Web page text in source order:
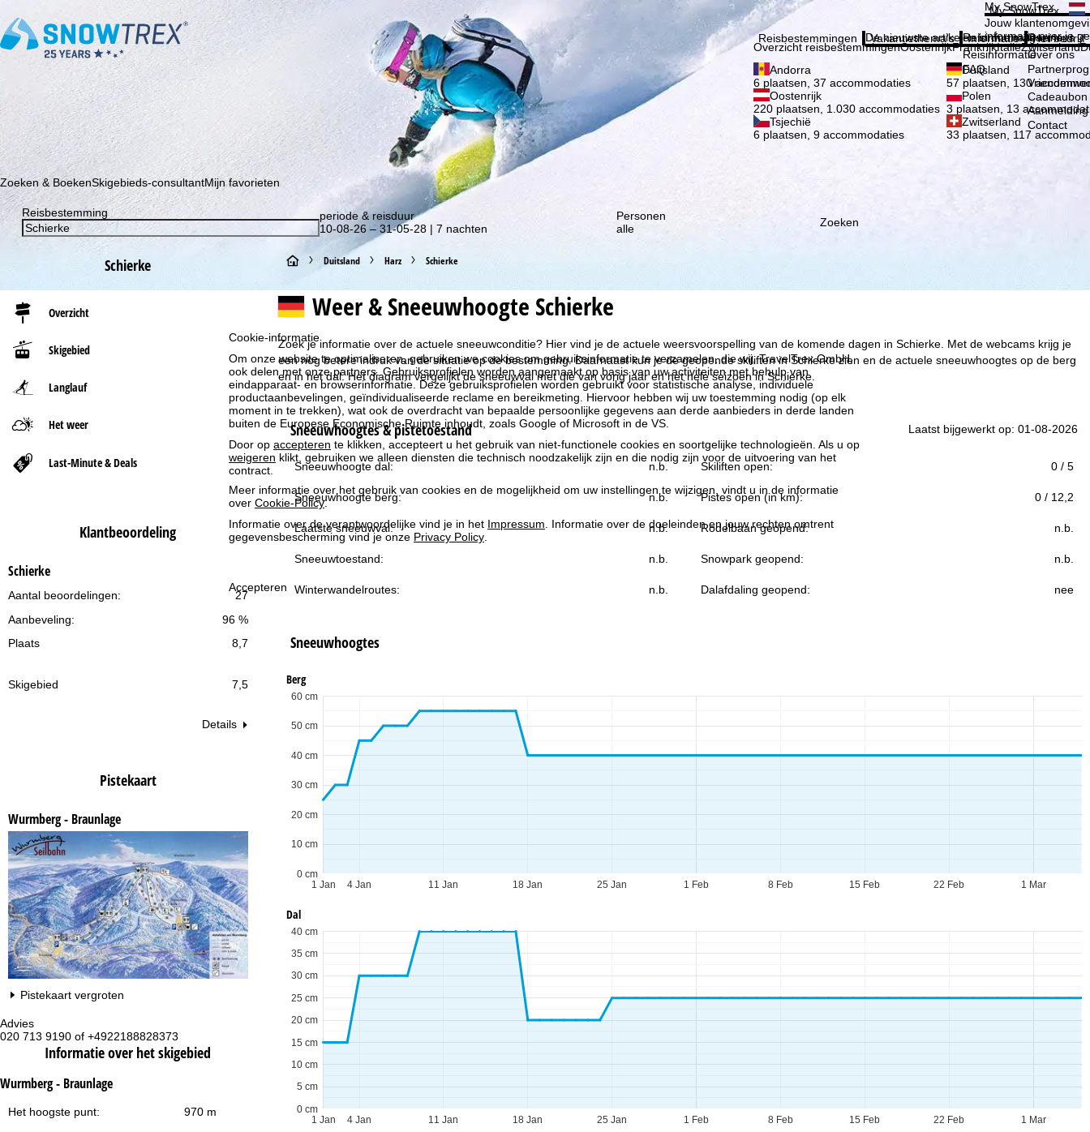
Cookie-informatie
Om onze website te optimaliseren, gebruiken we cookies om gebruiksinformatie te verzamelen, die wij, TravelTrex GmbH,
ook delen met onze partners. Gebruiksprofielen worden aangemaakt op basis van uw activiteiten met behulp van
eindapparaat- en browserinformatie. Deze gebruiksprofielen worden gebruikt voor statistische analyse, individuele
productaanbevelingen, geïndividualiseerde reclame en bereikmeting. Hiervoor hebben wij uw toestemming nodig (op elk
moment in te trekken), wat ook de overdracht van bepaalde persoonlijke gegevens aan derde aanbieders in derde landen
buiten de Europese Economische Ruimte inhoudt, zoals Google of Microsoft in de VS.
Door op accepteren te klikken, accepteert u het gebruik van niet-functionele cookies en soortgelijke technologieën. Als u op
weigeren klikt, gebruiken we alleen diensten die technisch noodzakelijk zijn en die nodig zijn voor de uitvoering van het
contract.
Meer informatie over het gebruik van cookies en de mogelijkheid om uw instellingen te wijzigen, vindt u in de informatie
over Cookie-Policy.
Informatie over de verantwoordelijke vind je in het Impressum . Informatie over de doeleinden en jouw rechten omtrent
gegevensbescherming vind je onze Privacy Policy
Accepteren
Advies
020 713 9190 of +4922188828373
Openingstijden
Schrijf je in voor onze nieuwsbrief en wees als eerste op de hoogte van onze kortingsacties!
My SnowTrex
My SnowTrex
Jouw
informatie over je
Reisbestemmingen
Overzicht reisbestemmingenOostenrijkFrankrijkItaliëZwitserland
Andorra
6 plaatsen, 37 accommodaties
Duitsland
57 plaatsen, 130
Oostenrijk
220 plaatsen, 1.030 accommodaties
Polen
3 plaatsen, 13
Tsjechië
6 plaatsen, 9 accommodaties
Zwitserland
33 plaatsen, 117
Vakantiethema's
De nieuwste artikelen in ons magazine
Informatie
Reisinformatie
Reisinformatie
FAQ
Het bedrijf
Over ons
Over ons
Cadeaubon
Contact
Zoeken & BoekenSkigebieds-consultantMijn favorieten
Reisbestemming
periode & reisduur
10-08-26 – 31-05-28 | 7 nachten
Personen
alle
Zoeken
Schierke
Overzicht
Skigebied
Langlauf
Het weer
Last-Minute & Deals
Klantbeoordeling
Schierke
27
Aantal beoordelingen:
96 %
Aanbeveling:
Plaats
8,7
Skigebied 7,5
Details
Pistekaart
Wurmberg - Braunlage
Pistekaart vergroten
Informatie over het skigebied
Wurmberg - Braunlage
Het hoogste punt: 970 m
S
t
r
t
p
a
g
i
n
a
Duitsland Harz Schierke
Weer & Sneeuwhoogte Schierke
Zoek je informatie over de actuele sneeuwconditie? Hier vind je de actuele weersvoorspelling van de komende dagen in Schierke. Met de webcams krijg je
een nog betere indruk van de situatie op de bestemming. Daarnaast kun je de geopende skiliften in Schierke zien en de actuele sneeuwhoogtes op de berg
en in het dal. Het diagram vergelijkt de sneeuwval met die van vorig jaar en het hele seizoen in Schierke.
Sneeuwhoogtes & pistetoestand Laatst bijgewerkt op: 01-08-2026
Sneeuwhoogte dal: n.b. Skiliften open: 0 / 5
Sneeuwhoogte berg: n.b. Pistes open (in km): 0 / 12,2
Laatste sneeuwval: n.b. Rodelbaan geopend: n.b.
Sneeuwtoestand: n.b. Snowpark geopend: n.b.
Winterwandelroutes: n.b. Dalafdaling geopend: nee
Sneeuwhoogtes
Berg
1 Jan 1 Feb 1 Mar
4 Jan 11 Jan 18 Jan 25 Jan 8 Feb 15 Feb 22 Feb
0 cm
10 cm
20 cm
30 cm
40 cm
50 cm
60 cm
Dal
1 Jan 1 Feb 1 Mar
4 Jan 11 Jan 18 Jan 25 Jan 8 Feb 15 Feb 22 Feb
0 cm
5 cm
10 cm
15 cm
20 cm
25 cm
30 cm
35 cm
40 cm